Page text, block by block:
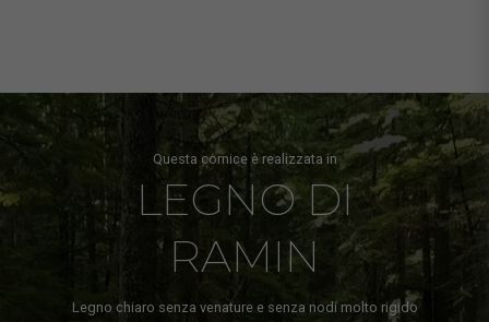
Questa cornice è realizzata in
LEGNO DI
RAMIN
Legno chiaro senza venature e senza nodi molto rigido